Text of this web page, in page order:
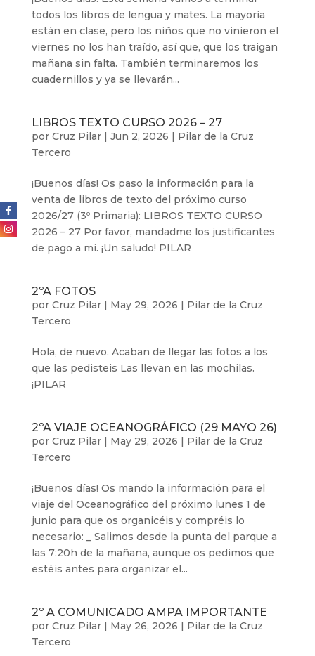
todos los libros de lengua y mates. La mayoría
están en clase, pero los niños que no vinieron el
viernes no los han traído, así que, que los traigan
mañana sin falta. También terminaremos los
cuadernillos y ya se llevarán...
LIBROS TEXTO CURSO 2026 – 27
por Cruz Pilar| Jun 2, 2026 | Pilar de la Cruz
Tercero
¡Buenos días! Os paso la información para la
venta de libros de texto del próximo curso
2026/27 (3º Primaria): LIBROS TEXTO CURSO
2026 – 27 Por favor, mandadme los justificantes
de pago a mi. ¡Un saludo! PILAR
2ºA FOTOS
por Cruz Pilar| May 29, 2026 | Pilar de la Cruz
Tercero
Hola, de nuevo. Acaban de llegar las fotos a los
que las pedisteis Las llevan en las mochilas.
¡PILAR
2ºA VIAJE OCEANOGRÁFICO (29 MAYO 26)
por Cruz Pilar| May 29, 2026 | Pilar de la Cruz
Tercero
¡Buenos días! Os mando la información para el
viaje del Oceanográfico del próximo lunes 1 de
junio para que os organicéis y compréis lo
necesario: _ Salimos desde la punta del parque a
las 7:20h de la mañana, aunque os pedimos que
estéis antes para organizar el...
2º A COMUNICADO AMPA IMPORTANTE
por Cruz Pilar| May 26, 2026 | Pilar de la Cruz
Tercero